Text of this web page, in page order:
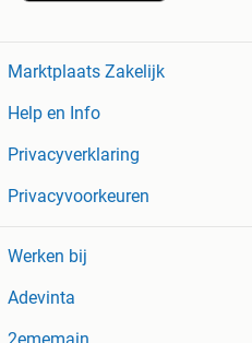
Marktplaats Zakelijk
Help en Info
Privacyverklaring
Privacyvoorkeuren
Werken bij
Adevinta